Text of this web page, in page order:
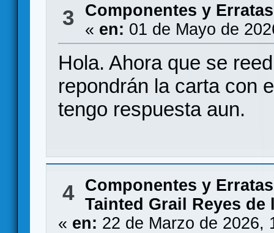
3 Componentes y Erratas
« en: 01 de Mayo de
Hola. Ahora que se
repondrán la carta con
tengo respuesta aun.
4 Componentes y Erratas
Tainted Grail Reyes de
« en: 22 de Marzo de 2026,